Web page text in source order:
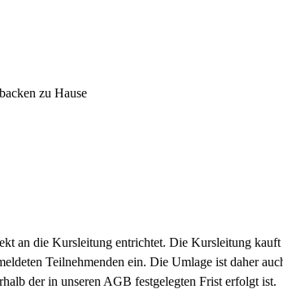
zu Hause
an die Kursleitung entrichtet. Die Kursleitung kauft
Teilnehmenden ein. Die Umlage ist daher
der in unseren AGB festgelegten Frist erfolgt ist.